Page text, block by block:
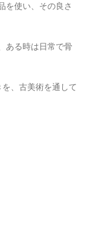
を使い、その良さ
ある時は日常で骨
、古美術を通して